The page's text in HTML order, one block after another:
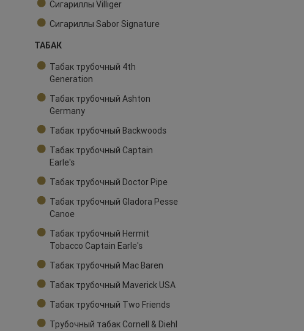
Сигариллы Villiger
Сигариллы Sabor Signature
ТАБАК
Табак трубочный 4th
Generation
Табак трубочный Ashton
Germany
Табак трубочный Backwoods
Табак трубочный Captain
Earle's
Табак трубочный Doctor Pipe
Табак трубочный Gladora Pesse
Canoe
Табак трубочный Hermit
Tobacco Captain Earle's
Табак трубочный Mac Baren
Табак трубочный Maverick USA
Табак трубочный Two Friends
Трубочный табак Cornell & Diehl